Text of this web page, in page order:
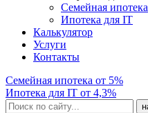
Семейная ипотека
Ипотека для IT
Калькулятор
Услуги
Контакты
Семейная ипотека от 5%
Ипотека для IT от 4,3%